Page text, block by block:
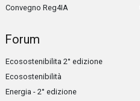
Convegno Reg4IA
Forum
Ecosostenibilita 2° edizione
Ecosostenibilità
Energia - 2° edizione